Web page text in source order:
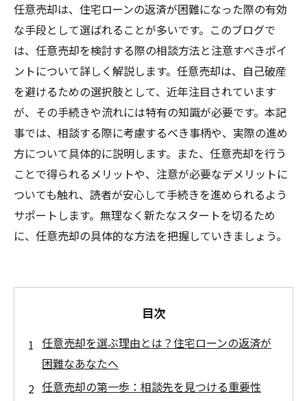
任意売却は、住宅ローンの返済が困難になった際の有効
な手段として選ばれることが多いです。このブログで
は、任意売却を検討する際の相談方法と注意すべきポイ
ントについて詳しく解説します。任意売却は、自己破産
を避けるための選択肢として、近年注目されています
が、その手続きや流れには特有の知識が必要です。本記
事では、相談する際に考慮するべき事柄や、実際の進め
方について具体的に説明します。また、任意売却を行う
ことで得られるメリットや、注意が必要なデメリットに
ついても触れ、読者が安心して手続きを進められるよう
サポートします。無理なく新たなスタートを切るため
に、任意売却の具体的な方法を把握していきましょう。
目次
任意売却を選ぶ理由とは？住宅ローンの返済が
困難なあなたへ
任意売却の第一歩：相談先を見つける重要性